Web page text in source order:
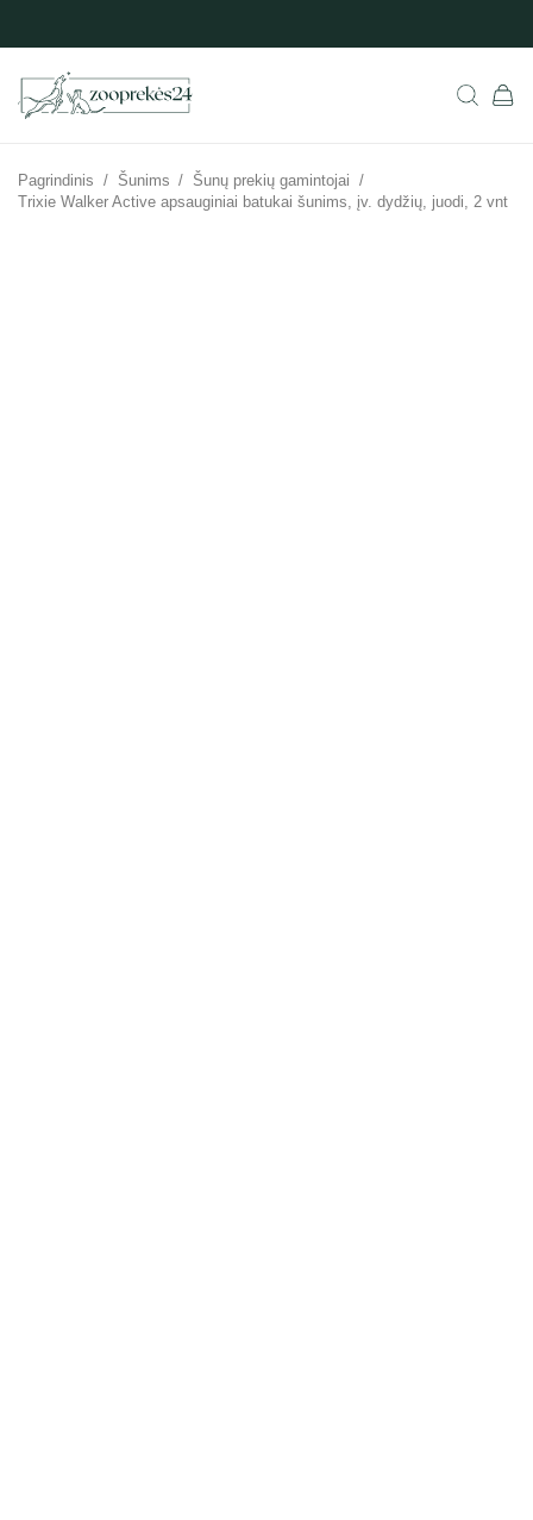
Pagrindinis / Šunims / Šunų prekių gamintojai /
Trixie Walker Active apsauginiai batukai šunims, įv. dydžių, juodi, 2 vnt